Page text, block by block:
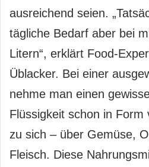
ausreichend seien.
tägliche Bedarf aber bei
Litern“, erklärt Food-
Üblacker. Bei einer
nehme man einen
Flüssigkeit schon in Form
zu sich – über Gemüse,
Fleisch. Diese